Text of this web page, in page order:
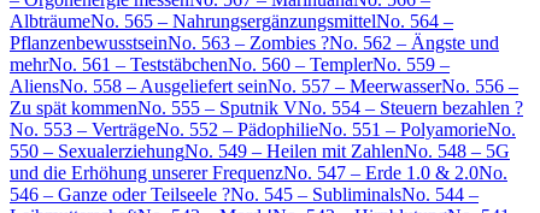
AlbträumeNo. 565 – NahrungsergänzungsmittelNo. 564 –
PflanzenbewusstseinNo. 563 – Zombies ?No. 562 – Ängste und
mehrNo. 561 – TeststäbchenNo. 560 – TemplerNo. 559 –
AliensNo. 558 – Ausgeliefert seinNo. 557 – MeerwasserNo. 556 –
Zu spät kommenNo. 555 – Sputnik VNo. 554 – Steuern bezahlen ?
No. 553 – VerträgeNo. 552 – PädophilieNo. 551 – PolyamorieNo.
550 – SexualerziehungNo. 549 – Heilen mit ZahlenNo. 548 – 5G
und die Erhöhung unserer FrequenzNo. 547 – Erde 1.0 & 2.0No.
546 – Ganze oder Teilseele ?No. 545 – SubliminalsNo. 544 –